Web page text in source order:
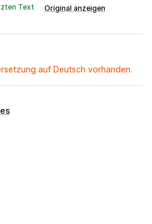
Text Original anzeigen
auf Deutsch vorhanden.